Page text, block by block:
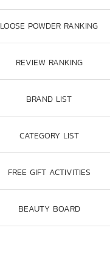
LOOSE POWDER RANKING
REVIEW RANKING
BRAND LIST
CATEGORY LIST
FREE GIFT ACTIVITIES
BEAUTY BOARD